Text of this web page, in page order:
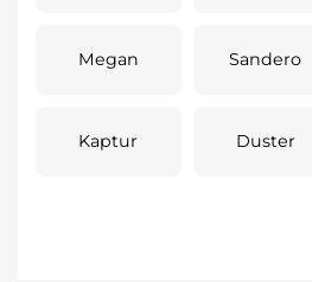
Megan Sandero
Kaptur Duster